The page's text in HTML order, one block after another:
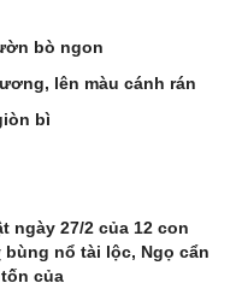
bò ngon
lên màu cánh rán
bì
ngày 27/2 của 12 con
bùng nổ tài lộc, Ngọ cẩn
của